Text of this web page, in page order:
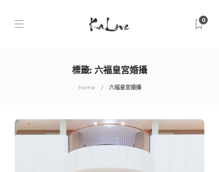
0
標籤: 六福皇宮婚攝
Home 六福皇宮婚攝